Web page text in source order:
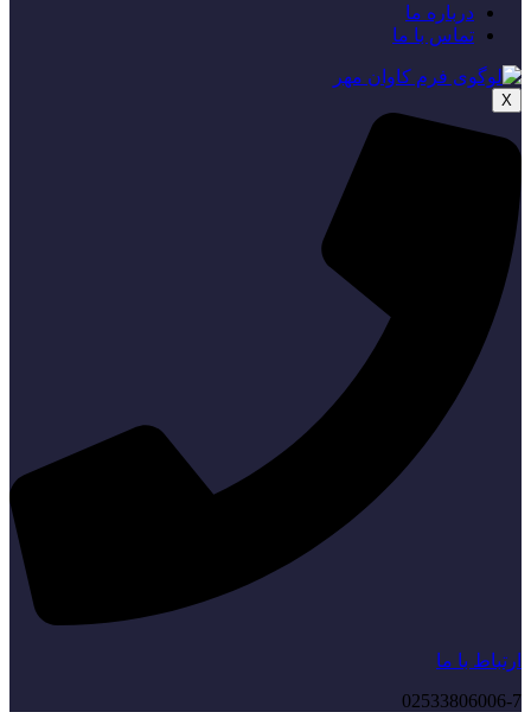
درباره ما
تماس با ما
X
ارتباط با ما
02533806006-7